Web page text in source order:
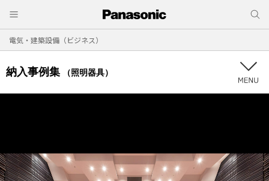
電気・建築設備（ビジネス）
納入事例集 （照明器具）